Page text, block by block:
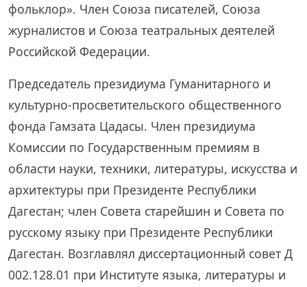
фольклор». Член Союза писателей, Союза
журналистов и Союза театральных деятелей
Российской Федерации.
Председатель президиума Гуманитарного и
культурно-просветительского общественного
фонда Гамзата Цадасы. Член президиума
Комиссии по Государственным премиям в
области науки, техники, литературы, искусства и
архитектуры при Президенте Республики
Дагестан; член Совета старейшин и Совета по
русскому языку при Президенте Республики
Дагестан. Возглавлял диссертационный совет Д
002.128.01 при Институте языка, литературы и